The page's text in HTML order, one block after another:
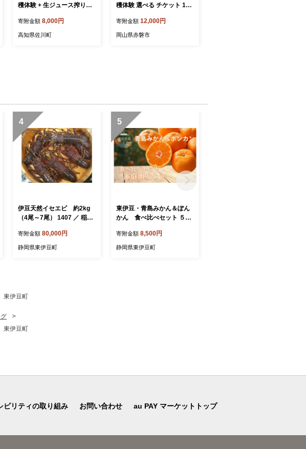
穫体験 + 生ジュース搾り体
高知で果物狩り
寄附金額 8,000円
高知県佐川町
穫体験 選べる チケット 1名
マスカット ぶどう 梨 桃 藤
原園芸 岡山県 赤磐市
寄附金額 12,000円
岡山県赤磐市
4
伊豆天然イセエビ 約2kg
（4尾～7尾） 1407 ／ 稲取
伊豆町
寄附金額 80,000円
静岡県東伊豆町
5
東伊豆・青島みかん＆ぽん
かん 食べ比べセット ５kg
／ 佐藤農園 果物 フルーツ
農家直送 静岡県 東伊豆町
寄附金額 8,500円
静岡県東伊豆町
伊豆町
伊豆町
ビリティの取り組み お問い合わせ au PAY マーケットトップ